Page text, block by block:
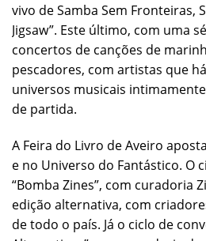
vivo de Samba Sem Fronteiras,
Jigsaw”. Este último, com uma
concertos de canções de
pescadores, com artistas que
universos musicais
de partida.
A Feira do Livro de Aveiro
e no Universo do Fantástico. O
“Bomba Zines”, com curadoria
edição alternativa, com
de todo o país. Já o ciclo de